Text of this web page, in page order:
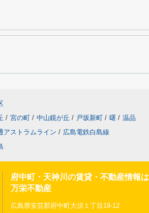
/ 宮の町 / 中山鏡が丘 / 戸坂新町 / 曙 / 温品
アストラムライン / 広島電鉄白島線
府中町・天神川の賃貸・不動産情報は
万栄不動産
広島県安芸郡府中町大須１丁目19-12